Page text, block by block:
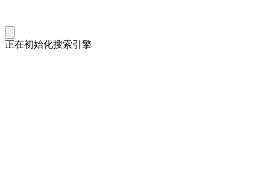
正在初始化搜索引擎